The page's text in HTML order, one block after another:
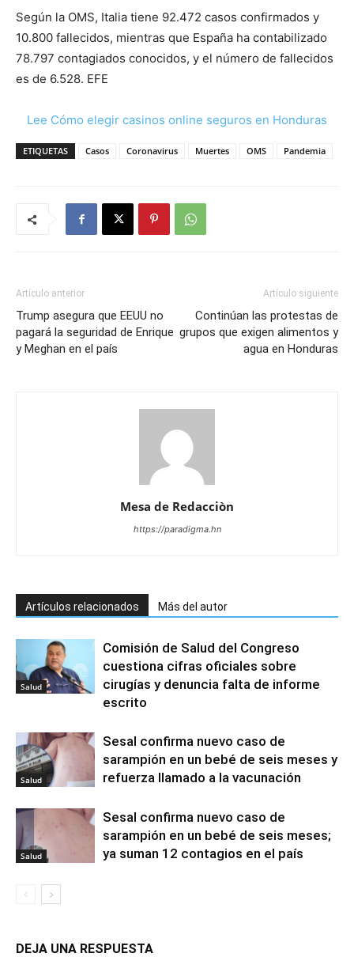
Según la OMS, Italia tiene 92.472 casos confirmados y
10.800 fallecidos, mientras que España ha contabilizado
78.797 contagiados conocidos, y el número de fallecidos
es de 6.528. EFE
Lee Cómo elegir casinos online seguros en Honduras
ETIQUETAS Casos Coronavirus Muertes OMS Pandemia
Artículo anterior
Trump asegura que EEUU no
pagará la seguridad de Enrique
y Meghan en el país
Artículo siguiente
Continúan las protestas de
grupos que exigen alimentos y
agua en Honduras
Mesa de Redacciòn
https://paradigma.hn
Artículos relacionados Más del autor
Salud
Comisión de Salud del Congreso
cuestiona cifras oficiales sobre
cirugías y denuncia falta de informe
escrito
Salud
Sesal confirma nuevo caso de
sarampión en un bebé de seis meses y
refuerza llamado a la vacunación
Salud
Sesal confirma nuevo caso de
sarampión en un bebé de seis meses;
ya suman 12 contagios en el país
DEJA UNA RESPUESTA